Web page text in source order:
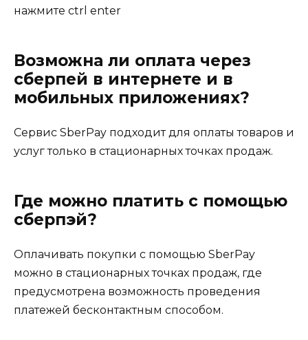
нажмите ctrl enter
Возможна ли оплата через
сберпей в интернете и в
мобильных приложениях?
Сервис SberPay подходит для оплаты товаров и
услуг только в стационарных точках продаж.
Где можно платить с помощью
сберпэй?
Оплачивать покупки с помощью SberPay
можно в стационарных точках продаж, где
предусмотрена возможность проведения
платежей бесконтактным способом.